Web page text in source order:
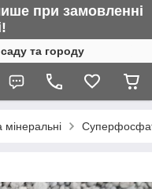
при замовленні
та городу
мінеральні